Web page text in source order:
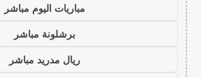
مباريات اليوم مباشر
برشلونة مباشر
ريال مدريد مباشر